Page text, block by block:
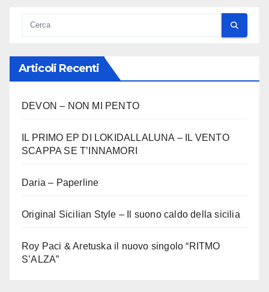
Articoli Recenti
DEVON – NON MI PENTO
IL PRIMO EP DI LOKIDALLALUNA – IL VENTO
SCAPPA SE T’INNAMORI
Daria – Paperline
Original Sicilian Style – Il suono caldo della sicilia
Roy Paci & Aretuska il nuovo singolo “RITMO
S’ALZA”